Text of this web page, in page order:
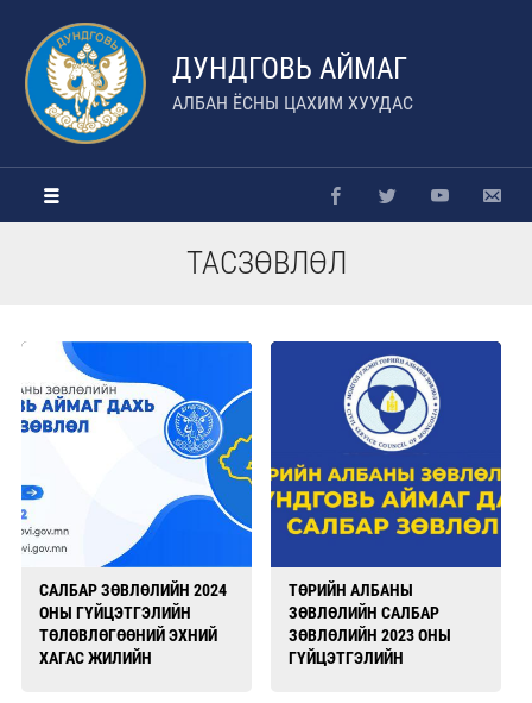
ДУНДГОВЬ АЙМАГ
АЛБАН ЁСНЫ ЦАХИМ ХУУДАС
ТАСЗӨВЛӨЛ
САЛБАР ЗӨВЛӨЛИЙН 2024
ОНЫ ГҮЙЦЭТГЭЛИЙН
ТӨЛӨВЛӨГӨӨНИЙ ЭХНИЙ
ХАГАС ЖИЛИЙН
ТӨРИЙН АЛБАНЫ
ЗӨВЛӨЛИЙН САЛБАР
ЗӨВЛӨЛИЙН 2023 ОНЫ
ГҮЙЦЭТГЭЛИЙН